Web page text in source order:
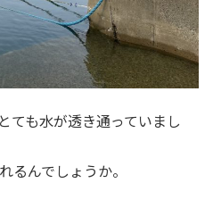
ても水が透き通っていまし
るんでしょうか。